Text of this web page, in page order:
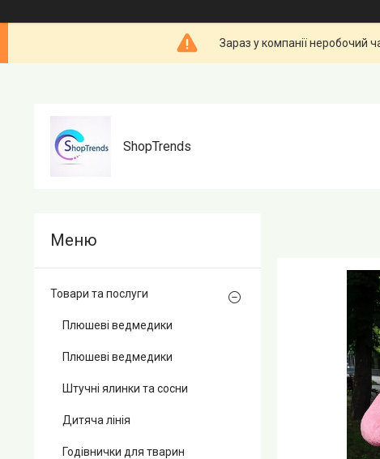
Зараз у компанії неробочий
ShopTrends
Товари та послуги
Плюшеві ведмедики
Плюшеві ведмедики
Штучні ялинки та сосни
Дитяча лінія
Годівнички для тварин